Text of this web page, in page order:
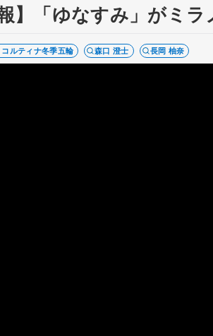
報】「ゆなすみ」がミ
コルティナ冬季五輪 森口 澄士 長岡 柚奈